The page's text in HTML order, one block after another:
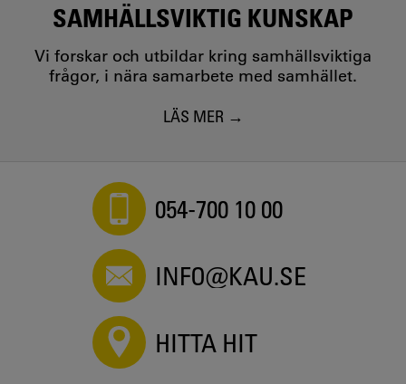
SAMHÄLLSVIKTIG KUNSKAP
Vi forskar och utbildar kring samhällsviktiga
frågor, i nära samarbete med samhället.
LÄS MER
054-700 10 00
INFO@KAU.SE
HITTA HIT